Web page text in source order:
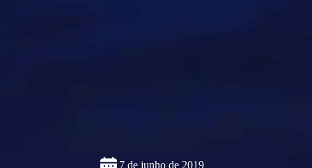
7 de junho de 2019